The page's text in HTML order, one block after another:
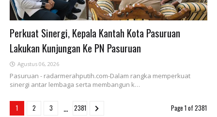
Perkuat Sinergi, Kepala Kantah Kota Pasuruan
Lakukan Kunjungan Ke PN Pasuruan
Agustus 06, 2026
Pasuruan - radarmerahputih.com-Dalam rangka memperkuat
sinergi antar lembaga serta membangun k…
Page 1 of 2381
1 2 3 ... 2381